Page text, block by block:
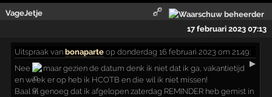
VageJetje
17 februari 2023 07:13
Uitspraak vanbonaparte op donderdag 16 februari 2023 om 21:49:
▶
Nee
maar gezien de datum denk ik niet dat ik ga, vakantietijd
en week er op heb ik HCOTB en die wil ik niet missen!
Baal al genoeg dat ik afgelopen zaterdag REMINDER heb gemist in